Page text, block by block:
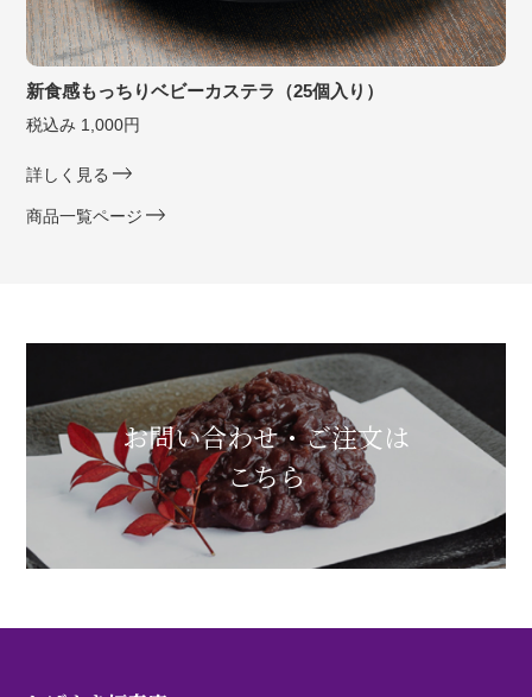
新食感もっちりベビーカステラ（25個入り）
税込み 1,000円
詳しく見る
商品一覧ページ
お問い合わせ・ご注文は
こちら